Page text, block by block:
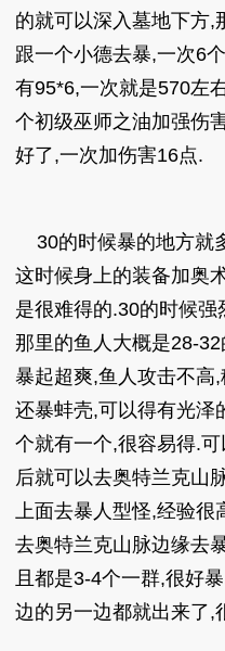
的就可以深入墓地下方,
跟一个小德去暴,一次6
有95*6,一次就是570左
个初级巫师之油加强伤
好了,一次加伤害16点.
30的时候暴的地方就
这时候身上的装备加奥
是很难得的.30的时候
那里的鱼人大概是28-
暴起超爽,鱼人攻击不高
还暴蚌壳,可以得有光泽
个就有一个,很容易得.
后就可以去奥特兰克山
上面去暴人型怪,经验很
去奥特兰克山脉边缘去
且都是3-4个一群,很好
边的另一边都就出来了,